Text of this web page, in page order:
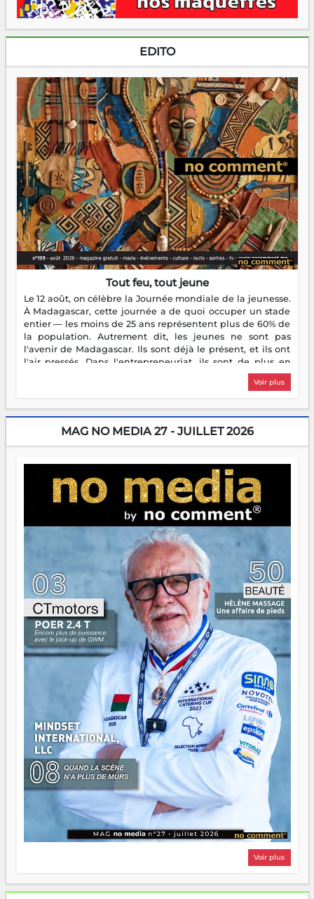
EDITO
Tout feu, tout jeune
Le 12 août, on célèbre la Journée mondiale de la jeunesse.
À Madagascar, cette journée a de quoi occuper un stade
entier — les moins de 25 ans représentent plus de 60% de
la population. Autrement dit, les jeunes ne sont pas
l'avenir de Madagascar. Ils sont déjà le présent, et ils ont
l'air pressés. Dans l'entrepreneuriat, ils sont de plus en
plus nombreux à se lancer, à créer, à risquer — souvent
sans filet, souvent sans aide, mais toujours avec cette
dorment vraiment la nuit. En culture, les nouvelles sont
encore meilleures. Aina Rasamoelina vient de décrocher le
Prix RFI Instrumental Afrique. Miangaly Elia rafle le Prix
jeunes qui tiennent la torche. Alors oui, on pourrait
s'arrêter là, applaudir et rentrer chez soi satisfait. Mais ce
serait passer à côté d'une chose essentielle. La fougue, ça
brûle fort — et parfois, ça brûle vite. Une flamme sans
direction peut éclairer autant qu'elle peut consumer. C'est
là que les aînés entrent en scène — pas pour reprendre le
gouvernail, mais pour montrer où sont les récifs. Les jeunes
ont la force, les vieux ont l'expérience, comme on dit. Ce
n'est pas un combat de générations — c'est une question
d'équipage. Partagez vos réussites, mais aussi vos échecs.
Surtout vos échecs, d'ailleurs — ils enseignent mieux que
n'importe quel manuel. À Madagascar, la barque avance.
Il faut juste s'assurer que tout le monde rame dans le
même sens.
Voir plus
MAG NO MEDIA 27 - JUILLET 2026
Voir plus